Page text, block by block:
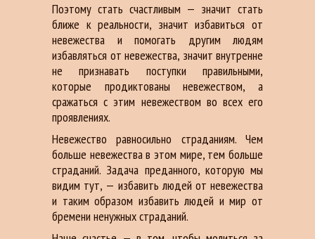
Поэтому стать счастливым — значит стать
ближе к реальности, значит избавиться от
невежества и помогать другим людям
избавляться от невежества, значит внутренне
не признавать поступки правильными,
которые продиктованы невежеством, а
сражаться с этим невежеством во всех его
проявлениях.
Невежество равносильно страданиям. Чем
больше невежества в этом мире, тем больше
страданий. Задача преданного, которую мы
видим тут, — избавить людей от невежества
и таким образом избавить людей и мир от
бремени ненужных страданий.